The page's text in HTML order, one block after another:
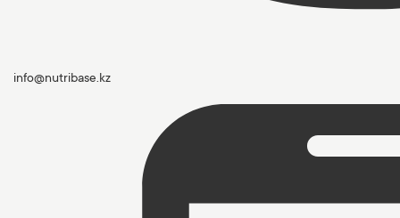
info@nutribase.kz